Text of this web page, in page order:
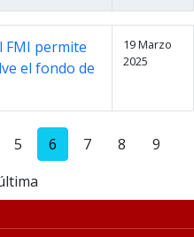
FMI permite
el fondo de
19 Marzo
2025
5 6 7 8
9